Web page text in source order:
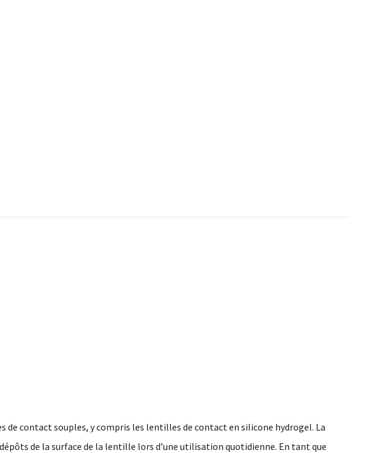
contact souples, y compris les lentilles de contact en silicone hydrogel. La
de la surface de la lentille lors d’une utilisation quotidienne. En tant que